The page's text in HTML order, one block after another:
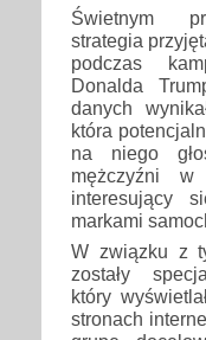
Świetnym
strategia
podczas
Donalda
danych
która
na niego
mężczyźni w
interesujący
markami
W związku z
zostały
który
stronach